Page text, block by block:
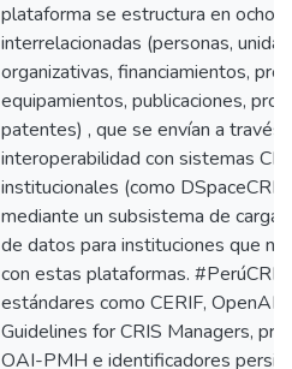
plataforma se estructura en ocho
interrelacionadas (personas,
organizativas, financiamientos,
equipamientos, publicaciones,
patentes) , que se envían a través
interoperabilidad con sistemas
institucionales (como
mediante un subsistema de carga
de datos para instituciones que no
con estas plataformas.
estándares como CERIF,
Guidelines for CRIS Managers,
OAI-PMH e identificadores